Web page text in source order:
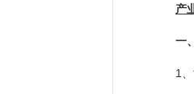
产
一
1